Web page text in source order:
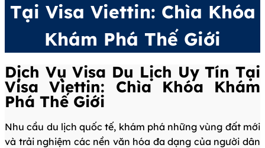
Tại Visa Viettin: Chìa Khóa
Khám Phá Thế Giới
Dịch Vụ Visa Du Lịch Uy Tín Tại
Visa Viettin: Chìa Khóa Khám
Phá Thế Giới
Nhu cầu du lịch quốc tế, khám phá những vùng đất mới
và trải nghiệm các nền văn hóa đa dạng của người dân